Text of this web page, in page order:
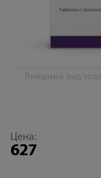
Внешний вид
Цена:
627